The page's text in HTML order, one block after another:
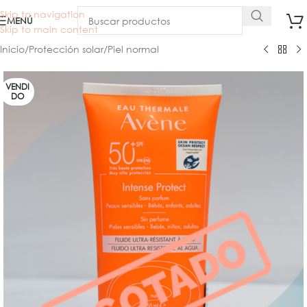
Skip to navigation
Skip to main content
MENÚ
Inicio/Protección solar/Piel normal
VENDI
DO